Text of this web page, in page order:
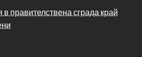
правителствена сграда край